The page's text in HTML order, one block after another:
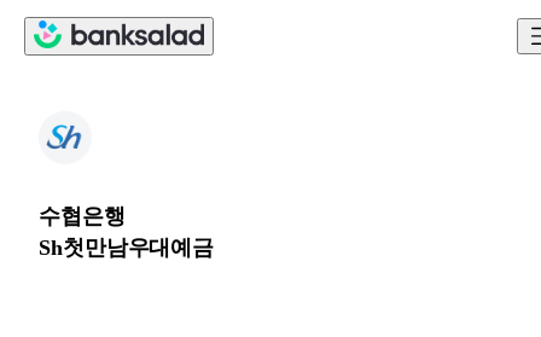
수협은행
Sh첫만남우대예금